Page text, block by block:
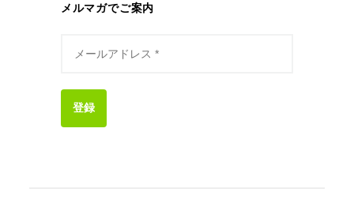
メルマガでご案内
登録